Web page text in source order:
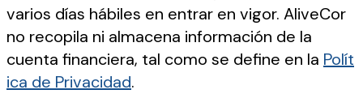
varios días hábiles en entrar en vigor. AliveCor
no recopila ni almacena información de la
cuenta financiera, tal como se define en la Polít
ica de Privacidad.